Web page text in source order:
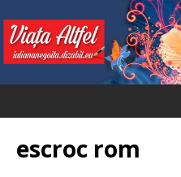
escroc rom